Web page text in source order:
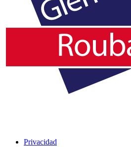
Privacidad